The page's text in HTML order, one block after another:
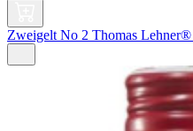
Zweigelt No 2 Thomas Lehner®